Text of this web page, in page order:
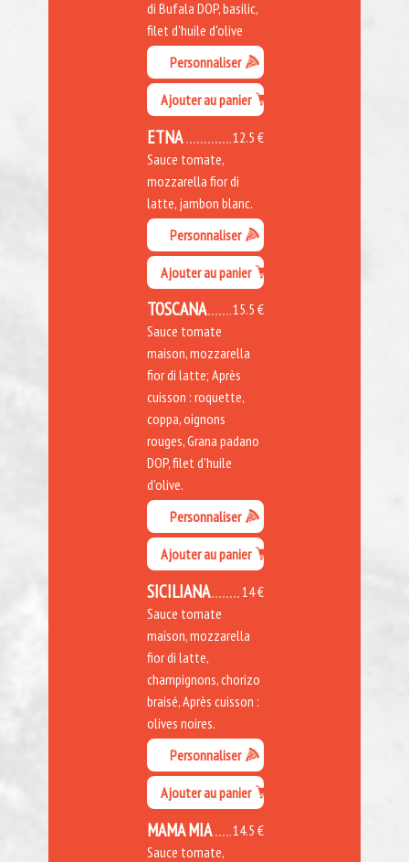
di Bufala DOP, basilic,
filet d'huile d'olive
Personnaliser
Ajouter au panier
12.5 €
ETNA
Sauce tomate,
mozzarella fior di
latte, jambon blanc.
Personnaliser
Ajouter au panier
15.5 €
TOSCANA
Sauce tomate
maison, mozzarella
fior di latte; Après
cuisson : roquette,
coppa, oignons
rouges, Grana padano
DOP, filet d'huile
d'olive.
Personnaliser
Ajouter au panier
14 €
SICILIANA
Sauce tomate
maison, mozzarella
fior di latte,
champignons, chorizo
braisé, Après cuisson :
olives noires.
Personnaliser
Ajouter au panier
14.5 €
MAMA MIA
Sauce tomate,